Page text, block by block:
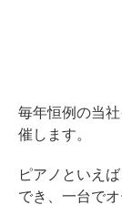
ホフマングラ
中古ピアノ
毎年恒例の当
催します。
ピアノといえ
でき、一台で